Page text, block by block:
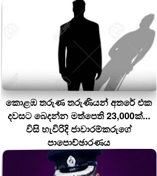
කොළඹ තරුණ තරුණියන් අතරේ එක
දවසට බෙදන්න මත්පෙති 23,000ක්...
විසි හැවිරිදි ජාවාරම්කරුගේ
පාපොච්ඡාරණය